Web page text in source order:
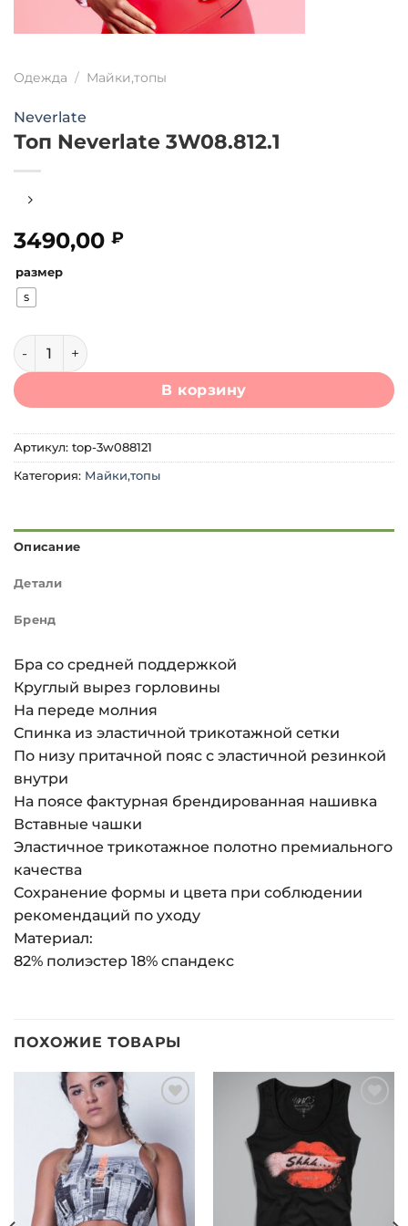
Одежда / Майки,топы
Neverlate
Топ Neverlate 3W08.812.1
3490,00 ₽
размер
S
Количество товара Топ Neverlate 3W08.812.1
В корзину
Артикул: top-3w088121
Категория: Майки,топы
Описание
Детали
Бренд
Бра со средней поддержкой
Круглый вырез горловины
На переде молния
Спинка из эластичной трикотажной сетки
По низу притачной пояс с эластичной резинкой
внутри
На поясе фактурная брендированная нашивка
Вставные чашки
Эластичное трикотажное полотно премиального
качества
Сохранение формы и цвета при соблюдении
рекомендаций по уходу
Материал:
82% полиэстер 18% спандекс
ПОХОЖИЕ ТОВАРЫ
в список
желаний
Добавить
в список
желаний